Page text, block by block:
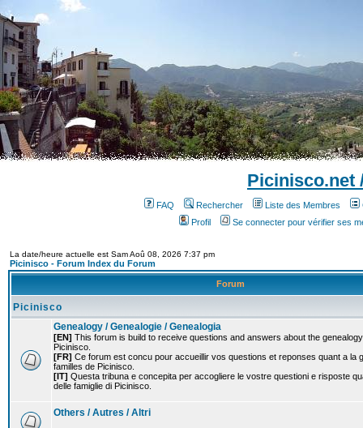
Picinisco.net
FAQ Rechercher Liste des Membres
Profil
Se connecter pour vérifier ses
La date/heure actuelle est Sam Aoû 08, 2026 7:37 pm
Picinisco - Forum Index du Forum
Forum
Picinisco
Genealogy / Genealogie / Genealogia
[EN] This forum is build to receive questions and answers about the
Picinisco.
[FR] Ce forum est concu pour accueillir vos questions et reponses quant a la
familles de Picinisco.
[IT] Questa tribuna e concepita per accogliere le vostre questioni e risposte
delle famiglie di Picinisco.
Others / Autres / Altri